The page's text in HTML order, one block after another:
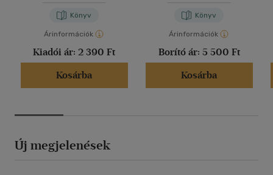
Könyv
Árinformációk
Kiadói ár: 2 390 Ft
Kosárba
Könyv
Árinformációk
Borító ár: 5 500 Ft
Kosárba
Új megjelenések